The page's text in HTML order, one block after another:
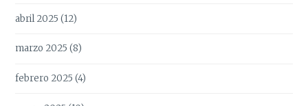
abril 2025 (12)
marzo 2025 (8)
febrero 2025 (4)